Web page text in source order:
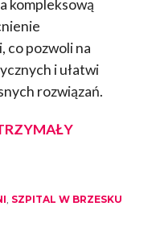
kompleksową
co pozwoli na
i ułatwi
rozwiązań.
, SZPITAL W BRZESKU